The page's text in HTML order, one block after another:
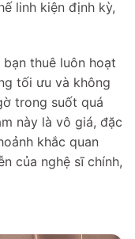
linh kiện định kỳ,
thuê luôn hoạt
tối ưu và không
trong suốt quá
này là vô giá, đặc
khắc quan
của nghệ sĩ chính,